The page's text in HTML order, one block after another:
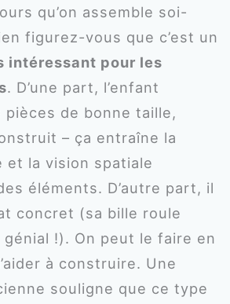
qu’on assemble soi-
figurez-vous que c’est un
intéressant pour les
. D’une part, l’enfant
pièces de bonne taille,
– ça entraîne la
et la vision spatiale
éléments. D’autre part, il
concret (sa bille roule
génial !). On peut le faire en
à construire. Une
souligne que ce type